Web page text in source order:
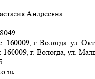
Андреевна
г. Вологда, ул.
г. Вологда, ул.